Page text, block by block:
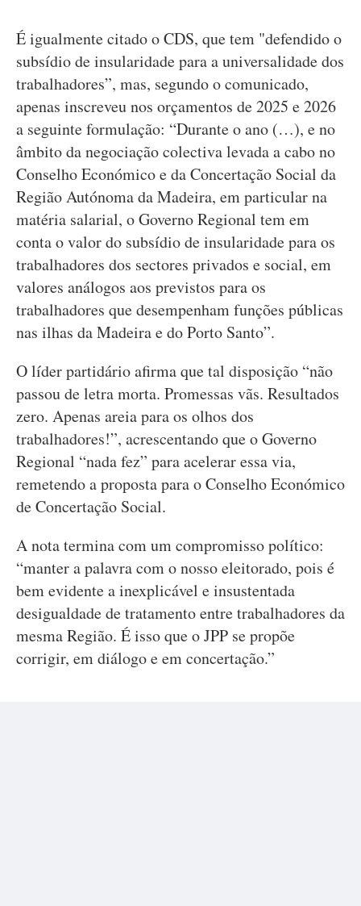
É igualmente citado o CDS, que tem "defendido o
subsídio de insularidade para a universalidade dos
trabalhadores”, mas, segundo o comunicado,
apenas inscreveu nos orçamentos de 2025 e 2026
a seguinte formulação: “Durante o ano (…), e no
âmbito da negociação colectiva levada a cabo no
Conselho Económico e da Concertação Social da
Região Autónoma da Madeira, em particular na
matéria salarial, o Governo Regional tem em
conta o valor do subsídio de insularidade para os
trabalhadores dos sectores privados e social, em
valores análogos aos previstos para os
trabalhadores que desempenham funções públicas
nas ilhas da Madeira e do Porto Santo”.
O líder partidário afirma que tal disposição “não
passou de letra morta. Promessas vãs. Resultados
zero. Apenas areia para os olhos dos
trabalhadores!”, acrescentando que o Governo
Regional “nada fez” para acelerar essa via,
remetendo a proposta para o Conselho Económico
de Concertação Social.
A nota termina com um compromisso político:
“manter a palavra com o nosso eleitorado, pois é
bem evidente a inexplicável e insustentada
desigualdade de tratamento entre trabalhadores da
mesma Região. É isso que o JPP se propõe
corrigir, em diálogo e em concertação.”